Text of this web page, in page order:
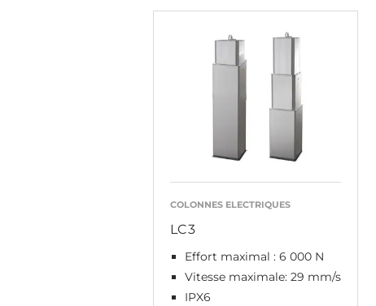
COLONNES ELECTRIQUES
LC3
Effort maximal : 6 000 N
Vitesse maximale: 29 mm/s
IPX6